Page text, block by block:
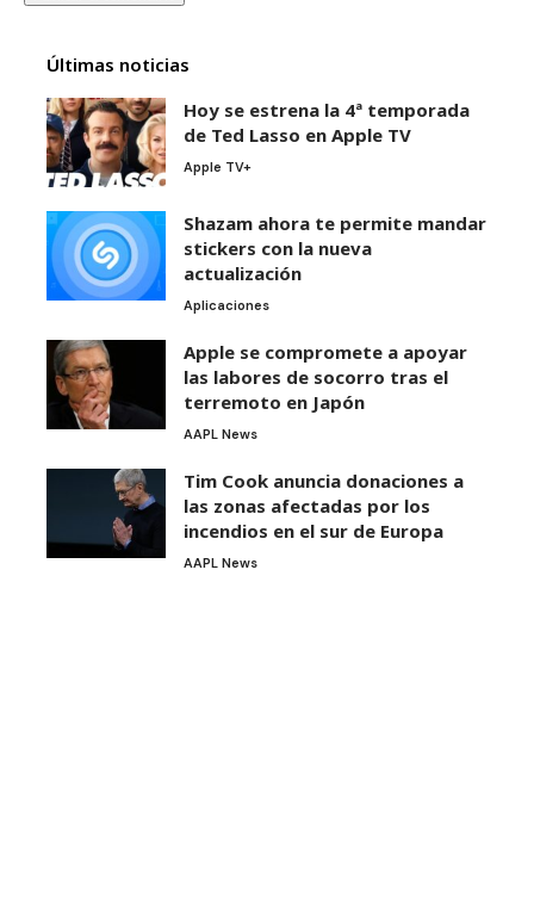
Últimas noticias
Hoy se estrena la 4ª temporada
de Ted Lasso en Apple TV
Apple TV+
Shazam ahora te permite mandar
stickers con la nueva
actualización
Aplicaciones
Apple se compromete a apoyar
las labores de socorro tras el
terremoto en Japón
AAPL News
Tim Cook anuncia donaciones a
las zonas afectadas por los
incendios en el sur de Europa
AAPL News